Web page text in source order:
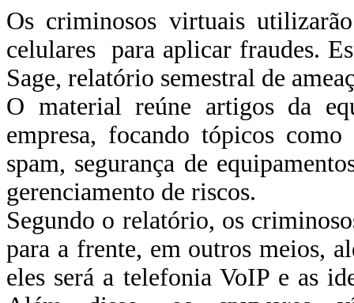
Os criminosos virtuais
celulares para aplicar fraudes.
Sage, relatório semestral de
O material reúne artigos da
empresa, focando tópicos
spam, segurança de
gerenciamento de riscos.
Segundo o relatório, os
para a frente, em outros meios,
eles será a telefonia VoIP e as